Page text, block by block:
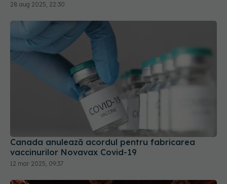
28 aug 2025, 22:30
Canada anulează acordul pentru fabricarea
vaccinurilor Novavax Covid-19
12 mar 2025, 09:37